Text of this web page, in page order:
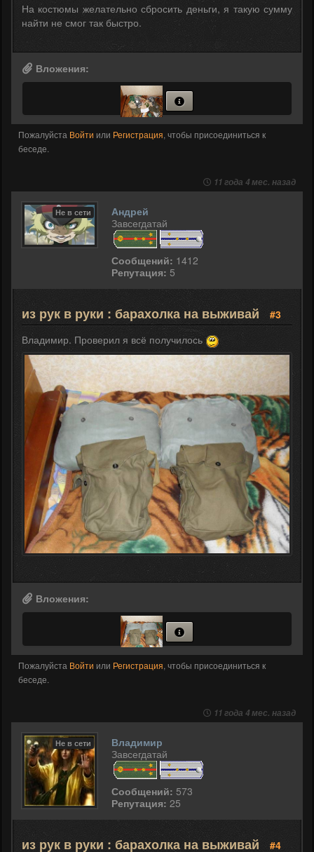
На костюмы желательно сбросить деньги, я такую сумму
найти не смог так быстро.
Вложения:
Пожалуйста Войти или Регистрация, чтобы присоединиться к
беседе.
11 года 4 мес. назад
Не в сети
Андрей
Завсегдатай
Сообщений: 1412
Репутация: 5
из рук в руки : барахолка на выживай
#3
Владимир. Проверил я всё получилось
Вложения:
Пожалуйста Войти или Регистрация, чтобы присоединиться к
беседе.
11 года 4 мес. назад
Не в сети
Владимир
Завсегдатай
Сообщений: 573
Репутация: 25
из рук в руки : барахолка на выживай #4